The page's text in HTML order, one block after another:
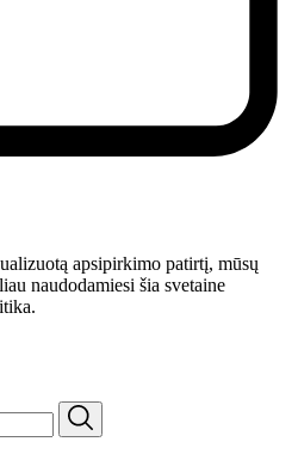
apsipirkimo patirtį, mūsų
naudodamiesi šia svetaine